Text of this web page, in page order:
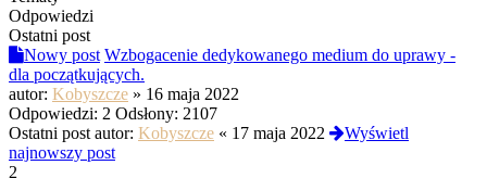
Odpowiedzi
Ostatni post
Nowy post Wzbogacenie dedykowanego medium do uprawy -
dla początkujących.
autor: Kobyszcze » 16 maja 2022
Odpowiedzi: 2 Odsłony: 2107
Ostatni post autor: Kobyszcze « 17 maja 2022
Wyświetl
najnowszy post
2